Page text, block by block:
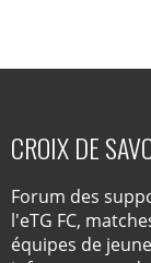
CROIX DE
Forum des
l'eTG FC,
équipes de